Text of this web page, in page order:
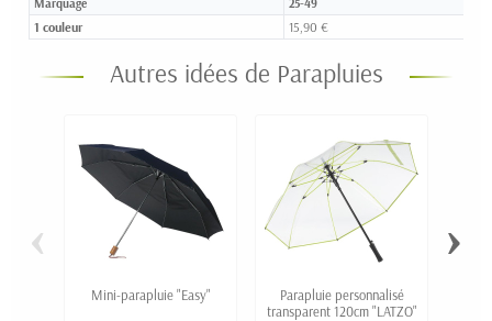
Marquage 25-49
1 couleur 15,90 €
Autres idées de Parapluies
Mini-parapluie "Easy"
Parapluie personnalisé
transparent 120cm "LATZO"
‹ ›